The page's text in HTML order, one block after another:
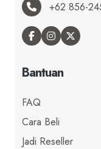
+62 856-
Bantuan
FAQ
Cara Beli
Jadi Reseller